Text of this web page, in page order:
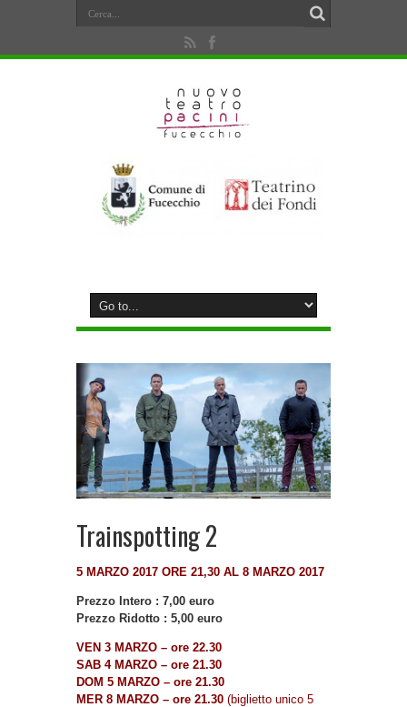
Trainspotting 2
5 MARZO 2017 ORE 21,30 AL 8 MARZO 2017
Prezzo Intero : 7,00 euro
Prezzo Ridotto : 5,00 euro
VEN 3 MARZO – ore 22.30
SAB 4 MARZO – ore 21.30
DOM 5 MARZO – ore 21.30
MER 8 MARZO – ore 21.30 (biglietto unico 5